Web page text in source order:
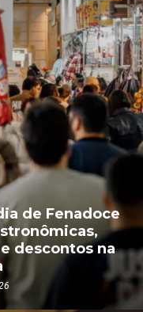
de Fenadoce
descontos na